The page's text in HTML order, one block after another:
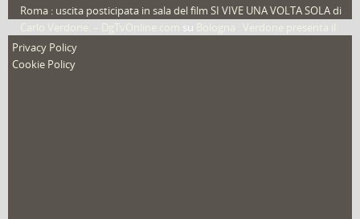
Roma : uscita posticipata in sala del film SI VIVE UNA VOLTA SOLA di
su
nuovo film
Privacy Policy
Cookie Policy